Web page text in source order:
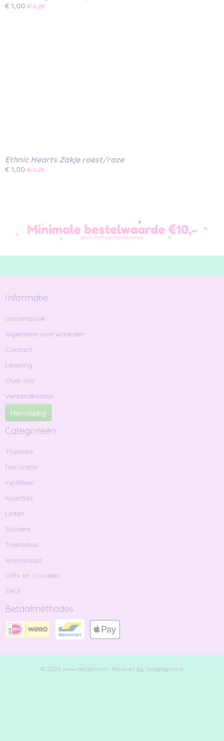
€ 1,00€ 1,25
Ethnic Hearts Zakje roest/roze
€ 1,00€ 1,25
Informatie
Gastenboek
Algemene voorwaarden
Contact
Levering
Over ons
Verzendkosten
Herroeping
Categorieën
Thema's
Decoratie
Inpakken
Kaartjes
Linten
Stickers
Traktaties
Workshops
Gifts en Goodies
SALE
Betaalmethodes
© 2026 www.pakjeinn.nl - Powered by Shoppagina.nl